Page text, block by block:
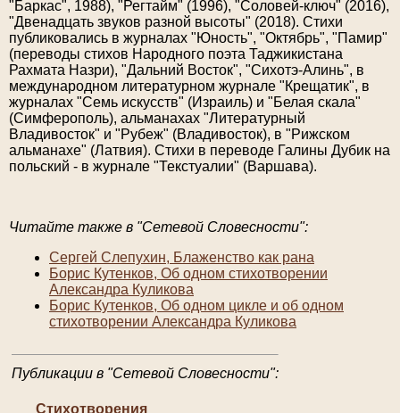
"Баркас", 1988), "Регтайм" (1996), "Соловей-ключ" (2016),
"Двенадцать звуков разной высоты" (2018). Стихи
публиковались в журналах "Юность", "Октябрь", "Памир"
(переводы стихов Народного поэта Таджикистана
Рахмата Назри), "Дальний Восток", "Сихотэ-Алинь", в
международном литературном журнале "Крещатик", в
журналах "Семь искусств" (Израиль) и "Белая скала"
(Симферополь), альманахах "Литературный
Владивосток" и "Рубеж" (Владивосток), в "Рижском
альманахе" (Латвия). Стихи в переводе Галины Дубик на
польский - в журнале "Текстуалии" (Варшава).
Читайте также в "Сетевой Словесности":
Сергей Слепухин, Блаженство как рана
Борис Кутенков, Об одном стихотворении
Александра Куликова
Борис Кутенков, Об одном цикле и об одном
стихотворении Александра Куликова
Публикации в "Сетевой Словесности":
Стихотворения